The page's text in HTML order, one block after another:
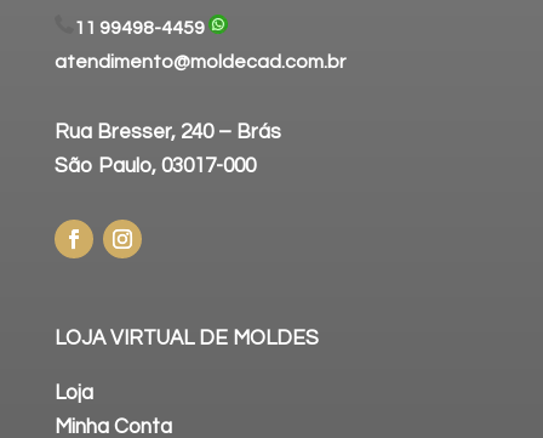
11 99498-4459
atendimento@moldecad.com.br
Rua Bresser, 240 – Brás
São Paulo, 03017-000
LOJA VIRTUAL DE MOLDES
Loja
Minha Conta